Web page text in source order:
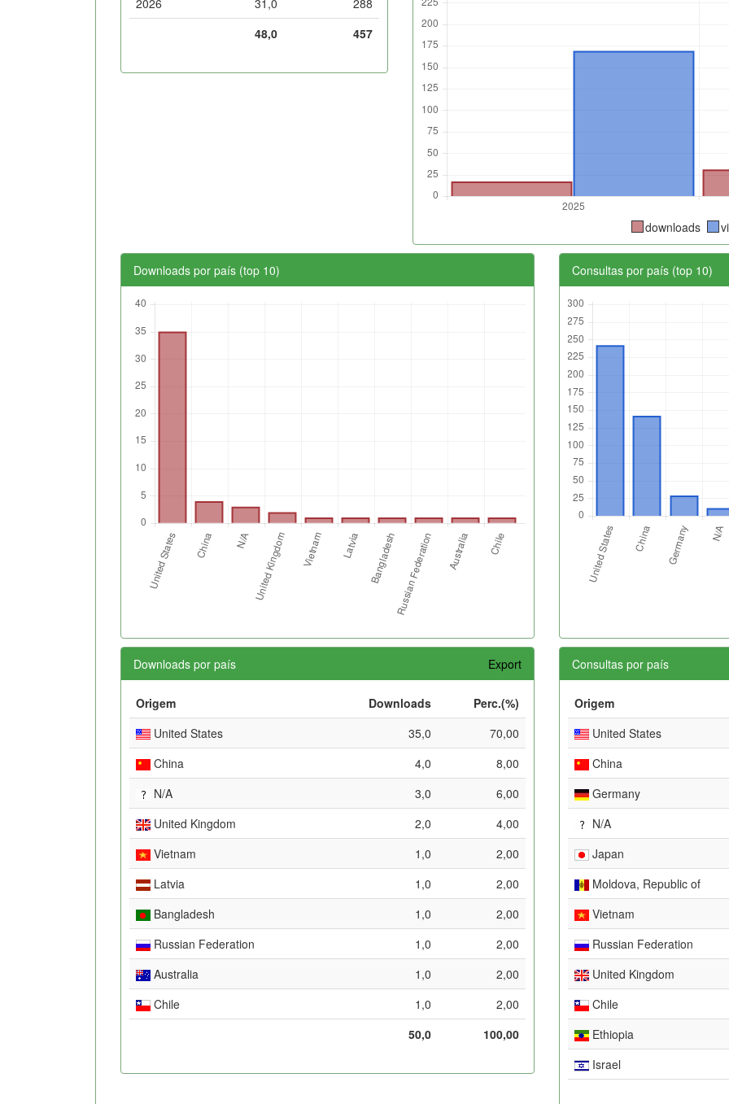
48,0
457
downloads
Downloads por país (top 10) Consultas por país (top 10)
Downloads por país Export
Origem Downloads
Perc.(%)
United States
35,0
70,00
China
4,0
8,00
N/A
3,0
6,00
United Kingdom
2,0
4,00
Vietnam
1,0
2,00
Latvia
1,0
2,00
Bangladesh
1,0
2,00
Russian Federation
1,0
2,00
Australia
1,0
2,00
Chile
1,0
2,00
50,0
100,00
Consultas por país
Origem
United States
China
Germany
N/A
Japan
Moldova, Republic of
Vietnam
Russian Federation
United Kingdom
Chile
Ethiopia
Israel